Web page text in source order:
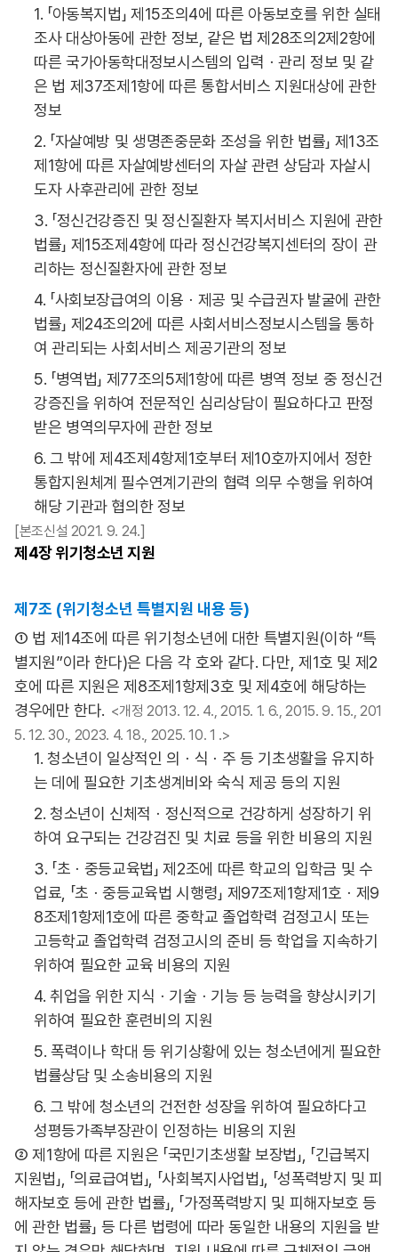
1. 「아동복지법」 제15조의4에 따른 아동보호를 위한 실태
조사 대상아동에 관한 정보, 같은 법 제28조의2제2항에
따른 국가아동학대정보시스템의 입력ㆍ관리 정보 및 같
은 법 제37조제1항에 따른 통합서비스 지원대상에 관한
정보
2. 「자살예방 및 생명존중문화 조성을 위한 법률」 제13조
제1항에 따른 자살예방센터의 자살 관련 상담과 자살시
도자 사후관리에 관한 정보
3. 「정신건강증진 및 정신질환자 복지서비스 지원에 관한
법률」 제15조제4항에 따라 정신건강복지센터의 장이 관
리하는 정신질환자에 관한 정보
4. 「사회보장급여의 이용ㆍ제공 및 수급권자 발굴에 관한
법률」 제24조의2에 따른 사회서비스정보시스템을 통하
여 관리되는 사회서비스 제공기관의 정보
5. 「병역법」 제77조의5제1항에 따른 병역 정보 중 정신건
강증진을 위하여 전문적인 심리상담이 필요하다고 판정
받은 병역의무자에 관한 정보
6. 그 밖에 제4조제4항제1호부터 제10호까지에서 정한
통합지원체계 필수연계기관의 협력 의무 수행을 위하여
해당 기관과 협의한 정보
[본조신설 2021. 9. 24.]
제4장 위기청소년 지원
제7조 (위기청소년 특별지원 내용 등)
① 법 제14조에 따른 위기청소년에 대한 특별지원(이하 “특
별지원”이라 한다)은 다음 각 호와 같다. 다만, 제1호 및 제2
호에 따른 지원은 제8조제1항제3호 및 제4호에 해당하는
경우에만 한다. <개정 2013. 12. 4., 2015. 1. 6., 2015. 9. 15., 201
5. 12. 30., 2023. 4. 18., 2025. 10. 1 .>
1. 청소년이 일상적인 의ㆍ식ㆍ주 등 기초생활을 유지하
는 데에 필요한 기초생계비와 숙식 제공 등의 지원
2. 청소년이 신체적ㆍ정신적으로 건강하게 성장하기 위
하여 요구되는 건강검진 및 치료 등을 위한 비용의 지원
3. 「초ㆍ중등교육법」 제2조에 따른 학교의 입학금 및 수
업료, 「초ㆍ중등교육법 시행령」 제97조제1항제1호ㆍ제9
8조제1항제1호에 따른 중학교 졸업학력 검정고시 또는
고등학교 졸업학력 검정고시의 준비 등 학업을 지속하기
위하여 필요한 교육 비용의 지원
4. 취업을 위한 지식ㆍ기술ㆍ기능 등 능력을 향상시키기
위하여 필요한 훈련비의 지원
5. 폭력이나 학대 등 위기상황에 있는 청소년에게 필요한
법률상담 및 소송비용의 지원
6. 그 밖에 청소년의 건전한 성장을 위하여 필요하다고
성평등가족부장관이 인정하는 비용의 지원
② 제1항에 따른 지원은 「국민기초생활 보장법」, 「긴급복지
지원법」, 「의료급여법」, 「사회복지사업법」, 「성폭력방지 및 피
해자보호 등에 관한 법률」, 「가정폭력방지 및 피해자보호 등
에 관한 법률」 등 다른 법령에 따라 동일한 내용의 지원을 받